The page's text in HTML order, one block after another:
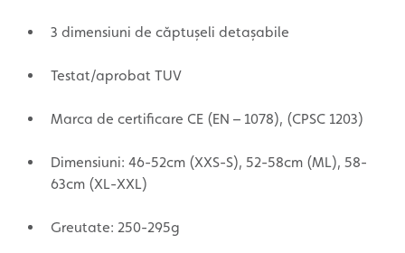
3 dimensiuni de căptușeli detașabile
Testat/aprobat TUV
Marca de certificare CE (EN – 1078), (CPSC 1203)
Dimensiuni: 46-52cm (XXS-S), 52-58cm (ML), 58-
63cm (XL-XXL)
Greutate: 250-295g